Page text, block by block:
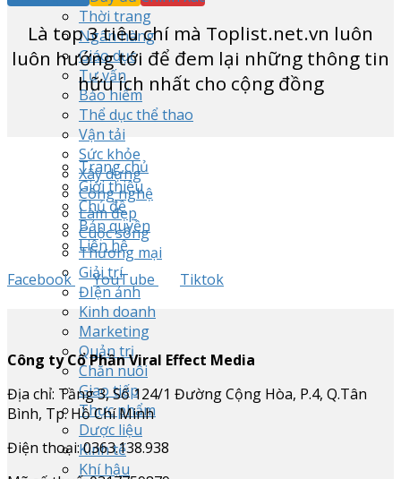
Thời trang
Ngân hàng
Giáo dục
Tư vấn
Bảo hiểm
Thể dục thể thao
Vận tải
Sức khỏe
Xây dựng
Công nghệ
Làm đẹp
Cuộc sống
Thương mại
Giải trí
ĐIện ảnh
Kinh doanh
Marketing
Quản trị
Chăn nuôi
Giao tiếp
Thực phẩm
Dược liệu
Kinh tế
Khí hậu
Là top3tiêu chí mà Toplist.net.vn luôn
luôn hướng tới để đem lại những thông tin
hữu ích nhất cho cộng đồng
Trang chủ
Giới thiệu
Chủ đề
Bản quyền
Liên hệ
Facebook
YouTube Tiktok
Công ty Cổ Phần Viral Effect Media
Địa chỉ: Tầng 3, Số 124/1 Đường Cộng Hòa, P.4, Q.Tân
Bình, Tp. Hồ Chí Minh
Điện thoại: 0363.138.938